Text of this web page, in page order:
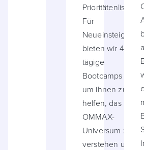
Prioritätenliste.
Für
Neueinsteigeren
bieten wir 4-
tägige
Bootcamps an,
um ihnen zu
helfen, das
OMMAX-
Universum zu
verstehen und